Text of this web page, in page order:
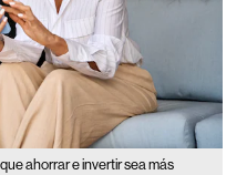
ahorrar e invertir sea más